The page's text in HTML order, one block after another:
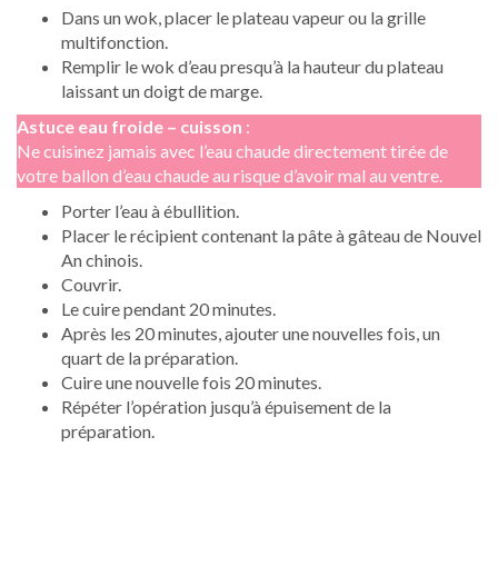
Dans un wok, placer le plateau vapeur ou la grille
multifonction.
Remplir le wok d’eau presqu’à la hauteur du plateau
laissant un doigt de marge.
Astuce eau froide – cuisson :
Ne cuisinez jamais avec l’eau chaude directement tirée de
votre ballon d’eau chaude au risque d’avoir mal au ventre.
Porter l’eau à ébullition.
Placer le récipient contenant la pâte à gâteau de Nouvel
An chinois.
Couvrir.
Le cuire pendant 20 minutes.
Après les 20 minutes, ajouter une nouvelles fois, un
quart de la préparation.
Cuire une nouvelle fois 20 minutes.
Répéter l’opération jusqu’à épuisement de la
préparation.